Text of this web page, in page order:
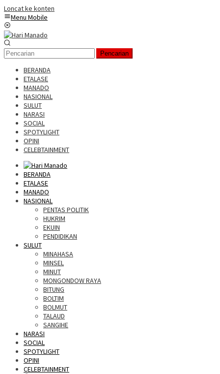
Loncat ke konten
Menu Mobile
Pencarian
BERANDA
ETALASE
MANADO
NASIONAL
SULUT
NARASI
SOCIAL
SPOTYLIGHT
OPINI
CELEBTAINMENT
BERANDA
ETALASE
MANADO
NASIONAL
PENTAS POLITIK
HUKRIM
EKUIN
PENDIDIKAN
SULUT
MINAHASA
MINSEL
MINUT
MONGONDOW RAYA
BITUNG
BOLTIM
BOLMUT
TALAUD
SANGIHE
NARASI
SOCIAL
SPOTYLIGHT
OPINI
CELEBTAINMENT